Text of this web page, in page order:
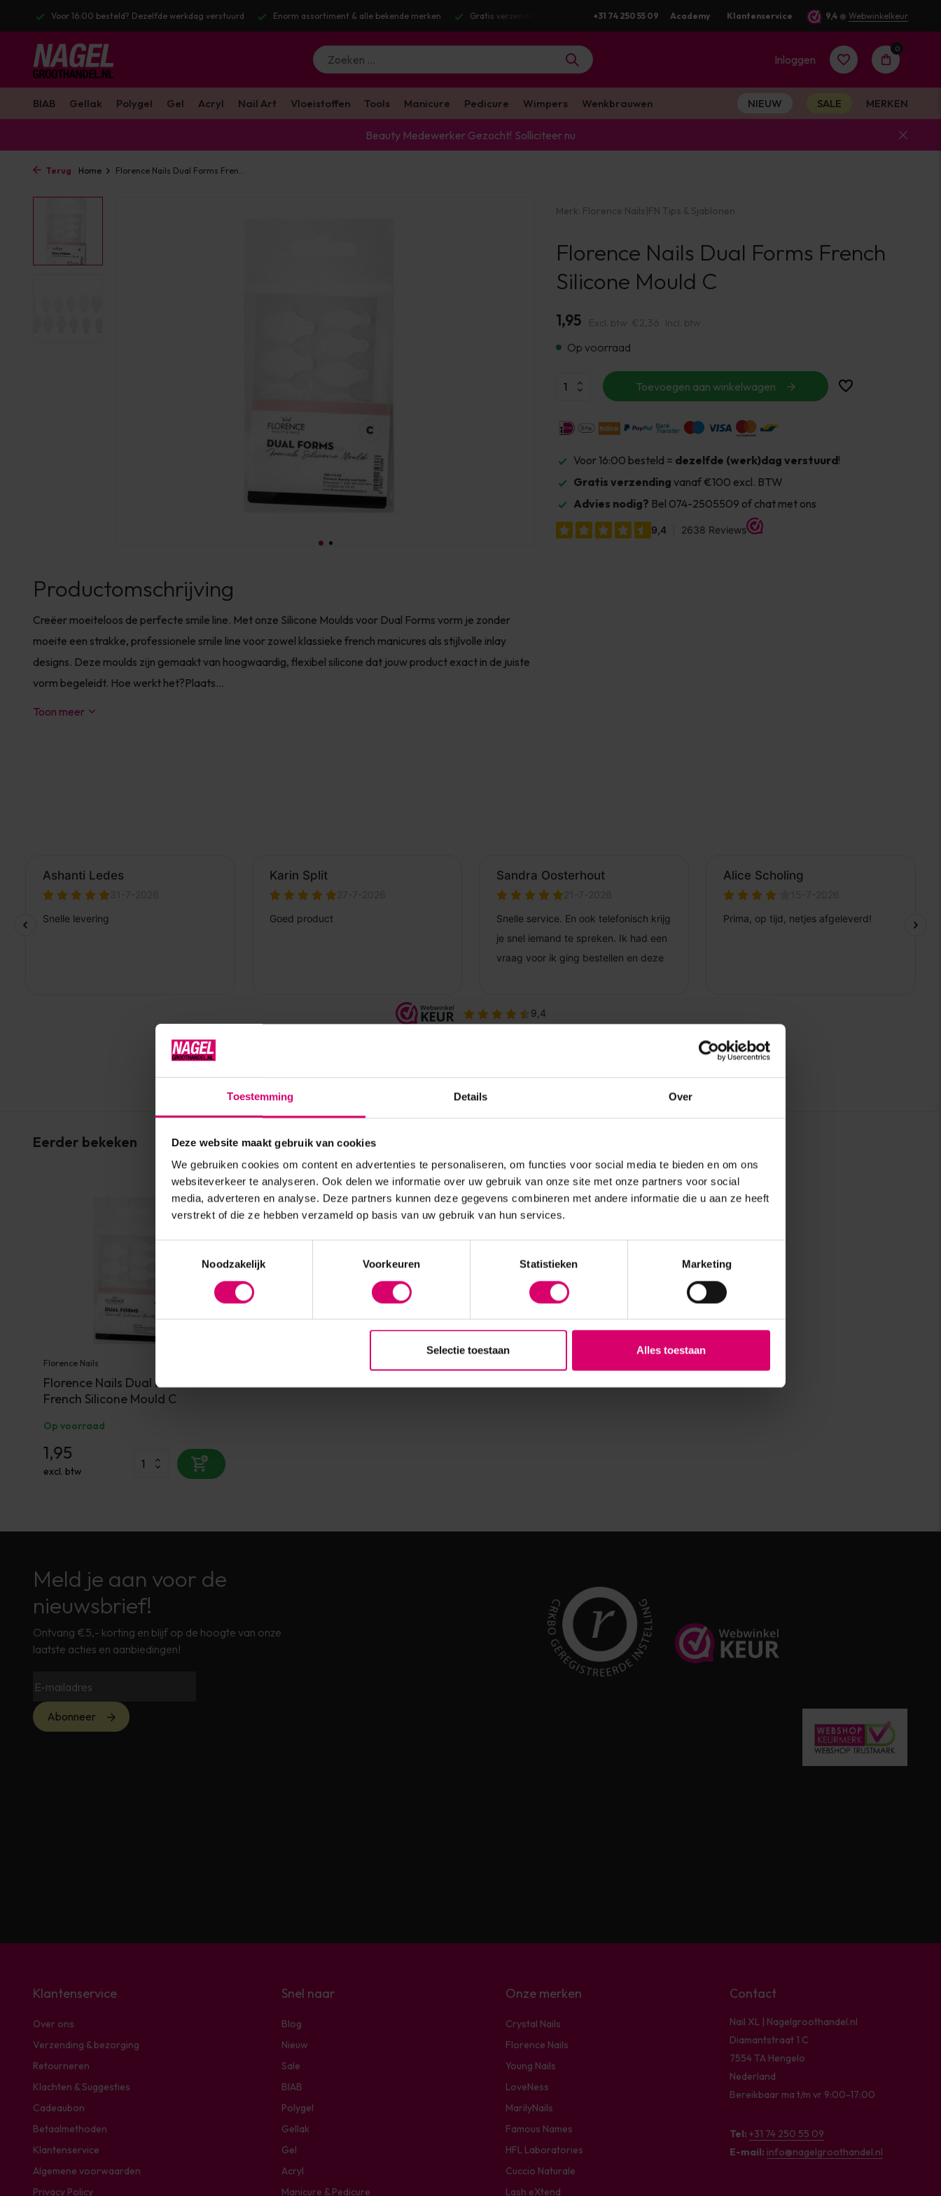
Toestemming Details Over
Deze website maakt gebruik van cookies
We gebruiken cookies om content en advertenties te personaliseren, om functies voor social media te bieden en om ons
websiteverkeer te analyseren. Ook delen we informatie over uw gebruik van onze site met onze partners voor social
media, adverteren en analyse. Deze partners kunnen deze gegevens combineren met andere informatie die u aan ze heeft
verstrekt of die ze hebben verzameld op basis van uw gebruik van hun services.
Noodzakelijk
Voorkeuren Statistieken Marketing
Selectie toestaan Alles toestaan
Enorm assortiment & alle bekende merken Gratis verzending v.a. €100 excl. BTW Voor 16:00 besteld? Dezelfde werkdag verstuurd+31 74 250 55 09 Academy Klantenservice 9,4 @ Webwinkelkeur
Inloggen
Account
aanmaken
0
BIAB Gellak Polygel Gel Acryl Nail Art Vloeistoffen Tools Manicure Pedicure Wimpers Wenkbrauwen NIEUW SALE MERKEN
Beauty Medewerker Gezocht! Solliciteer nu
Terug Home Florence Nails Dual Forms Fren...
Productomschrijving
Creëer moeiteloos de perfecte smile line. Met onze Silicone Moulds voor Dual Forms vorm je zonder
moeite een strakke, professionele smile line voor zowel klassieke french manicures als stijlvolle inlay
designs. Deze moulds zijn gemaakt van hoogwaardig, flexibel silicone dat jouw product exact in de juiste
vorm begeleidt. Hoe werkt het?Plaats...
Toon meer
Merk: Florence Nails|FN Tips & Sjablonen
Florence Nails Dual Forms French
Silicone Mould C
1,95 Excl. btw €2,36 Incl. btw
Op voorraad
Toevoegen aan winkelwagen
Voor 16:00 besteld = dezelfde (werk)dag verstuurd!
Gratis verzending vanaf €100 excl. BTW
Advies nodig? Bel 074-2505509 of chat met ons
Eerder bekeken
Florence Nails
Florence Nails Dual Forms
French Silicone Mould C
Op voorraad
1,95
excl. btw
Meld je aan voor de
nieuwsbrief!
Ontvang €5,- korting en blijf op de hoogte van onze
laatste acties en aanbiedingen!
Abonneer
Klantenservice
Over ons
Verzending & bezorging
Retourneren
Klachten & Suggesties
Cadeaubon
Betaalmethoden
Klantenservice
Algemene voorwaarden
Privacy Policy
Snel naar
Blog
Nieuw
Sale
BIAB
Polygel
Gellak
Gel
Acryl
Manicure & Pedicure
Onze merken
Crystal Nails
Florence Nails
Young Nails
LoveNess
MarilyNails
Famous Names
HFL Laboratories
Cuccio Naturale
Lash eXtend
Contact
Nail XL | Nagelgroothandel.nl
Diamantstraat 1 C
7554 TA Hengelo
Nederland
Bereikbaar ma t/m vr 9:00-17:00
Tel: +31 74 250 55 09
E-mail: info@nagelgroothandel.nl